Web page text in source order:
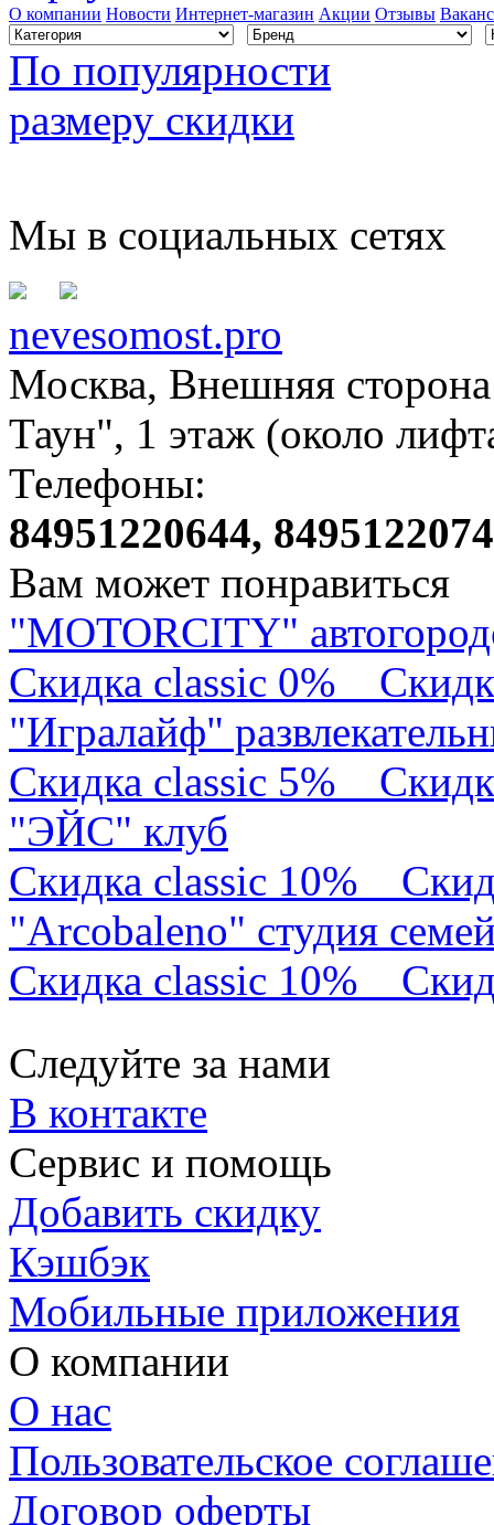
О компании Новости Интернет-магазин Акции Отзывы
По популярности
размеру скидки
Мы в социальных сетях
nevesomost.pro
Москва, Внешняя
Таун", 1 этаж (около
Телефоны:
84951220644,
Вам может понравиться
"MOTORCITY"
Скидка classic 0%
"Игралайф"
Скидка classic 5%
"ЭЙС" клуб
Скидка classic 10%
"Arcobaleno" студия
Скидка classic 10%
Следуйте за нами
В контакте
Сервис и помощь
Добавить скидку
Кэшбэк
Мобильные приложения
О компании
О нас
Пользовательское
Договор оферты